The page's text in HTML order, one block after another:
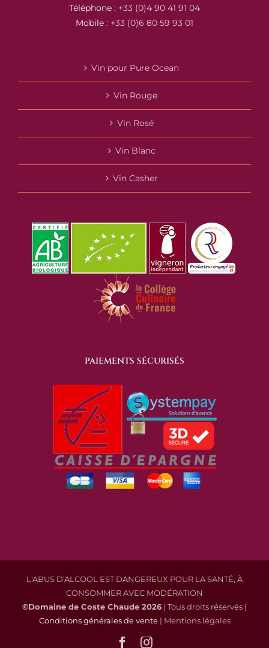
Téléphone : +33 (0)4 90 41 91 04
Mobile : +33 (0)6 80 59 93 01
Vin pour Pure Ocean
Vin Rouge
Vin Rosé
Vin Blanc
Vin Casher
PAIEMENTS SÉCURISÉS
L'ABUS D'ALCOOL EST DANGEREUX POUR LA SANTÉ, À
CONSOMMER AVEC MODÉRATION
©Domaine de Coste Chaude 2026 | Tous droits réservés |
Conditions générales de vente| Mentions légales
FacebookInstagram